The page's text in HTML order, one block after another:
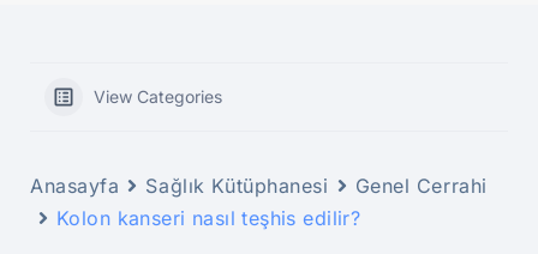
View Categories
Anasayfa Sağlık Kütüphanesi
Genel Cerrahi
Kolon kanseri nasıl teşhis edilir?